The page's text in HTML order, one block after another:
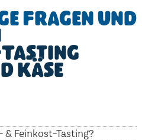
Fragen und
Käse
& Feinkost-Tasting?